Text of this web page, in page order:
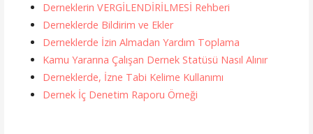
Derneklerin VERGİLENDİRİLMESİ Rehberi
Derneklerde Bildirim ve Ekler
Derneklerde İzin Almadan Yardım Toplama
Kamu Yararına Çalışan Dernek Statüsü Nasıl Alınır
Derneklerde, İzne Tabi Kelime Kullanımı
Dernek İç Denetim Raporu Örneği